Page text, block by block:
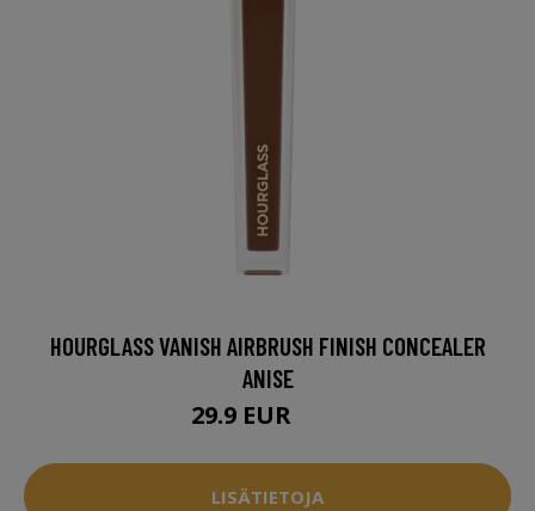
HOURGLASS VANISH AIRBRUSH FINISH CONCEALER
ANISE
29.9 EUR
LISÄTIETOJA